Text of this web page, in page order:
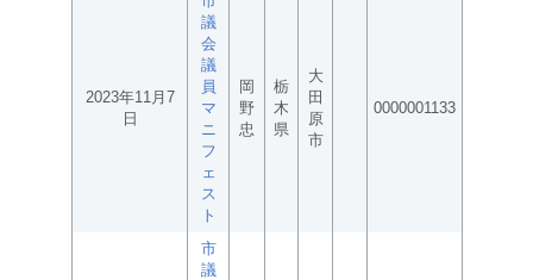
2023年11月7
日
議
会
議
員
マ
ニ
フ
ェ
ス
ト
岡
野
忠
栃
木
県
大
田
原
市
0000001133
市
議